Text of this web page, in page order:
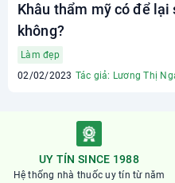
Khâu thẩm mỹ có để lại
không?
Làm đẹp
02/02/2023 Tác giả: Lương Thị
UY TÍN SINCE 1988
Hệ thống nhà thuốc uy tín từ năm